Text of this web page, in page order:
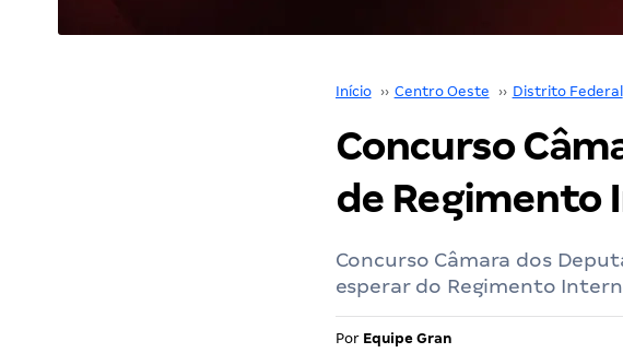
Início ›› Centro Oeste ›› Distrito Federal
Concurso
de Regimento
Concurso Câmara dos
esperar do Regimento
Por Equipe Gran